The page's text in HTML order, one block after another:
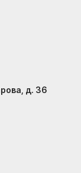
д. 36